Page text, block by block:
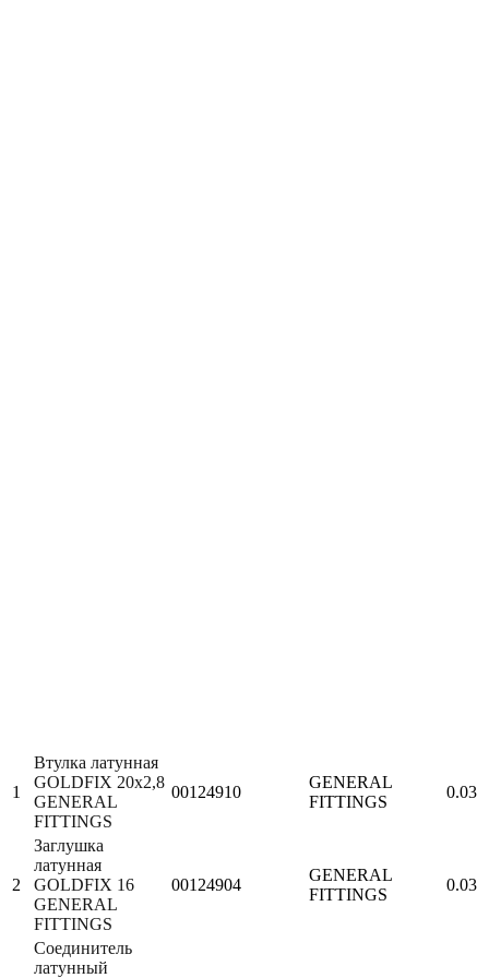
1
Втулка латунная
GOLDFIX 20х2,8
GENERAL
FITTINGS
00124910
GENERAL
FITTINGS
0.03
2
Заглушка
латунная
GOLDFIX 16
GENERAL
FITTINGS
00124904
GENERAL
FITTINGS
0.03
Соединитель
латунный